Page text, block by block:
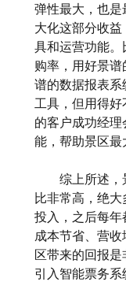
弹性最大，也
大化这部分收
具和运营功能
购率，用好景
谱的数据报表
工具，但用得
的客户成功经
能，帮助景区最
综上所述，
比非常高，绝
投入，之后每
成本节省、营
区带来的回报
引入智能票务